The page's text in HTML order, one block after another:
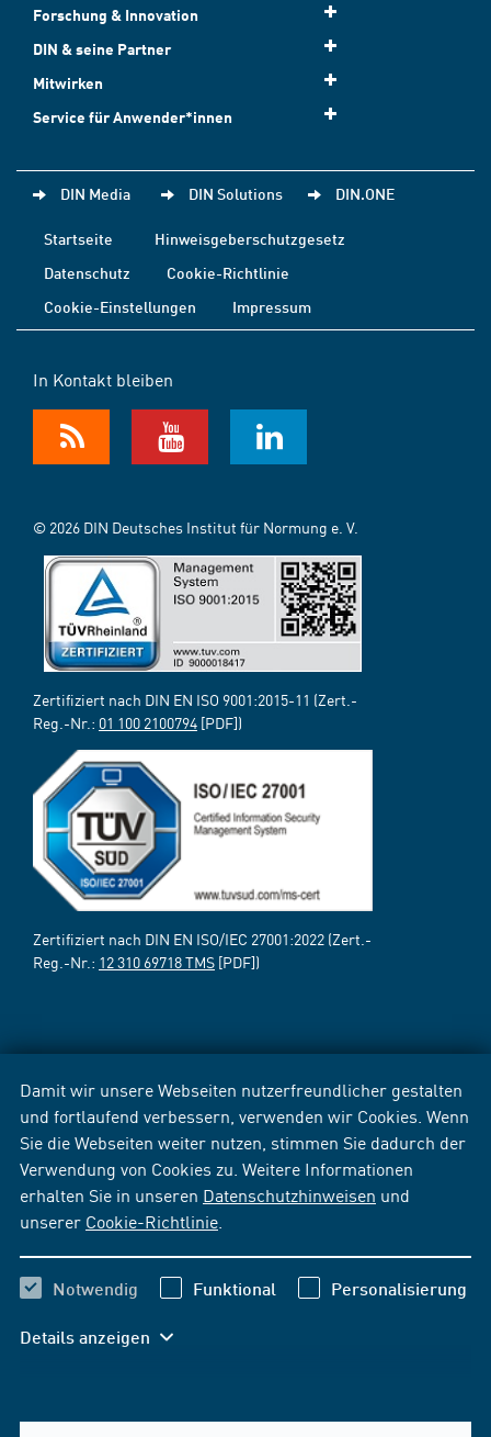
Damit wir unsere Webseiten nutzerfreundlicher gestalten
und fortlaufend verbessern, verwenden wir Cookies. Wenn
Sie die Webseiten weiter nutzen, stimmen Sie dadurch der
Verwendung von Cookies zu. Weitere Informationen
erhalten Sie in unseren Datenschutzhinweisen und
unserer Cookie-Richtlinie
Notwendig Funktional Personalisierung
Details anzeigen
Forschung & Innovation
DIN & seine Partner
Mitwirken
Service für Anwender*innen
DIN Media DIN Solutions DIN.ONE
Startseite
Hinweisgeberschutzgesetz
Datenschutz
Cookie-Richtlinie
Cookie-Einstellungen
Impressum
In Kontakt bleiben
© 2026 DIN Deutsches Institut für Normung e. V.
Zertifiziert nach DIN EN ISO 9001:2015-11 (Zert.-
Reg.-Nr.: 01 100 2100794 [PDF])
Zertifiziert nach DIN EN ISO/IEC 27001:2022 (Zert.-
Reg.-Nr.: 12 310 69718 TMS [PDF])